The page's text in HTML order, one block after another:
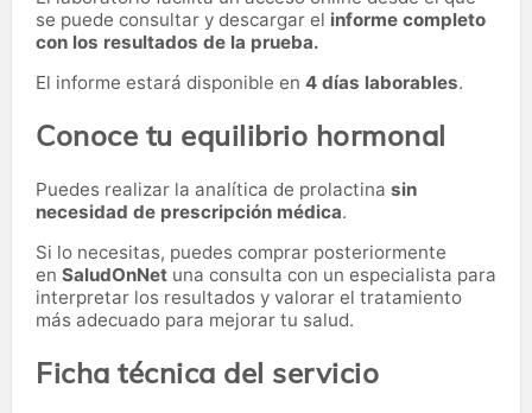
se puede consultar y descargar el informe completo
con los resultados de la prueba.
El informe estará disponible en 4 días laborables.
Conoce tu equilibrio hormonal
Puedes realizar la analítica de prolactina sin
necesidad de prescripción médica.
Si lo necesitas, puedes comprar posteriormente
en SaludOnNet una consulta con un especialista para
interpretar los resultados y valorar el tratamiento
más adecuado para mejorar tu salud.
Ficha técnica del servicio